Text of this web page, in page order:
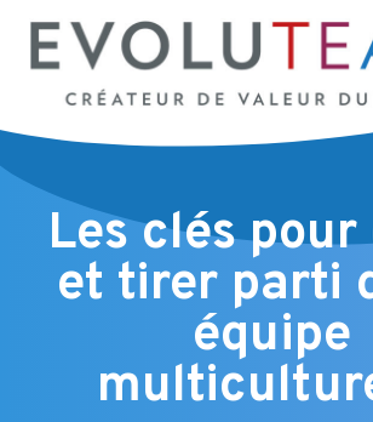
Les clés
et tirer parti
équipe